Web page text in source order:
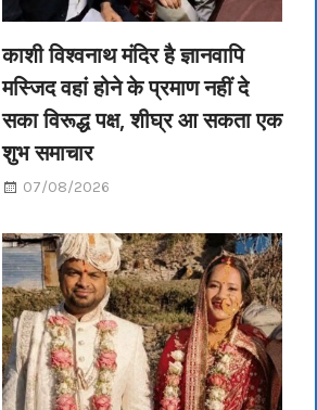
काशी विश्वनाथ मंदिर है ज्ञानवापि
मस्जिद वहां होने के प्रमाण नहीं दे
सका विरूद्ध पक्ष, शीघ्र आ सकता एक
शुभ समाचार
07/08/2026